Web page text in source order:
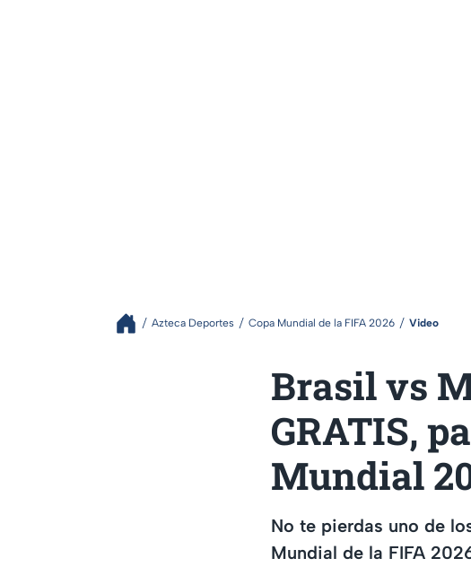
Azteca Deportes Copa Mundial de la FIFA 2026 Video
Brasil vs
GRATIS,
Mundial
No te pierdas uno de
Mundial de la FIFA